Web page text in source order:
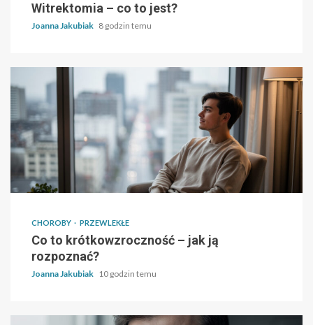
Witrektomia – co to jest?
Joanna Jakubiak 8 godzin temu
CHOROBY PRZEWLEKŁE
Co to krótkowzroczność – jak ją
rozpoznać?
Joanna Jakubiak 10 godzin temu